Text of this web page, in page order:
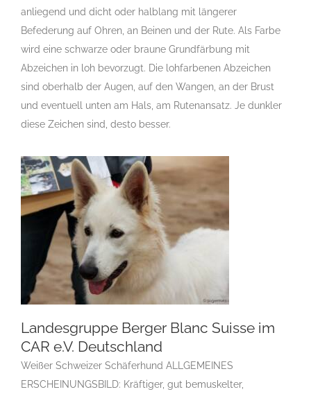
Gruppen Des CAR e.V. Landesgruppe Prager
anliegend und dicht oder halblang mit längerer
Befederung auf Ohren, an Beinen und der Rute. Als Farbe
wird eine schwarze oder braune Grundfärbung mit
Abzeichen in loh bevorzugt. Die lohfarbenen Abzeichen
sind oberhalb der Augen, auf den Wangen, an der Brust
und eventuell unten am Hals, am Rutenansatz. Je dunkler
diese Zeichen sind, desto besser.
Landesgruppe Berger Blanc Suisse
im CAR e.V. Deutschland
Landesgruppe Berger Blanc Suisse im
CAR e.V. Deutschland
Weißer Schweizer Schäferhund ALLGEMEINES
ERSCHEINUNGSBILD: Kräftiger, gut bemuskelter,